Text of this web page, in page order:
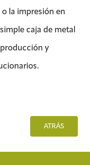
la impresión en
caja de metal
y
ATRÁS